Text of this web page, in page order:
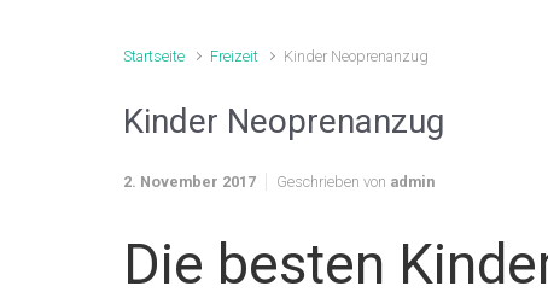
Startseite Freizeit Kinder Neoprenanzug
Kinder Neoprenanzug
2. November 2017 Geschrieben von admin
Die besten